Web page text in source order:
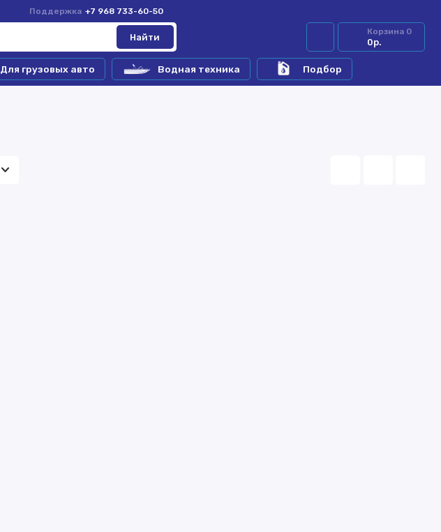
Поддержка +7 968 733-60-50
Найти
Корзина 0
0р.
Для грузовых авто Водная техника Подбор